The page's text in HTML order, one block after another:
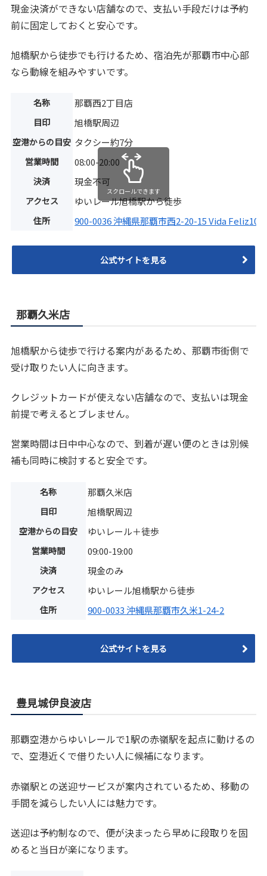
現金決済ができない店舗なので、支払い手段だけは予約
前に固定しておくと安心です。
旭橋駅から徒歩でも行けるため、宿泊先が那覇市中心部
なら動線を組みやすいです。
名称 那覇西2丁目店
目印 旭橋駅周辺
空港からの目安 タクシー約7分
営業時間 08:00-20:00
決済 現金不可
アクセス ゆいレール旭橋駅から徒歩
住所 900-0036 沖縄県那覇市西2-20-15 Vida Feliz101
スクロールできます
公式サイトを見る
那覇久米店
旭橋駅から徒歩で行ける案内があるため、那覇市街側で
受け取りたい人に向きます。
クレジットカードが使えない店舗なので、支払いは現金
前提で考えるとブレません。
営業時間は日中中心なので、到着が遅い便のときは別候
補も同時に検討すると安全です。
名称 那覇久米店
目印 旭橋駅周辺
空港からの目安 ゆいレール＋徒歩
営業時間 09:00-19:00
決済 現金のみ
アクセス ゆいレール旭橋駅から徒歩
住所 900-0033 沖縄県那覇市久米1-24-2
公式サイトを見る
豊見城伊良波店
那覇空港からゆいレールで1駅の赤嶺駅を起点に動けるの
で、空港近くで借りたい人に候補になります。
赤嶺駅との送迎サービスが案内されているため、移動の
手間を減らしたい人には魅力です。
送迎は予約制なので、便が決まったら早めに段取りを固
めると当日が楽になります。